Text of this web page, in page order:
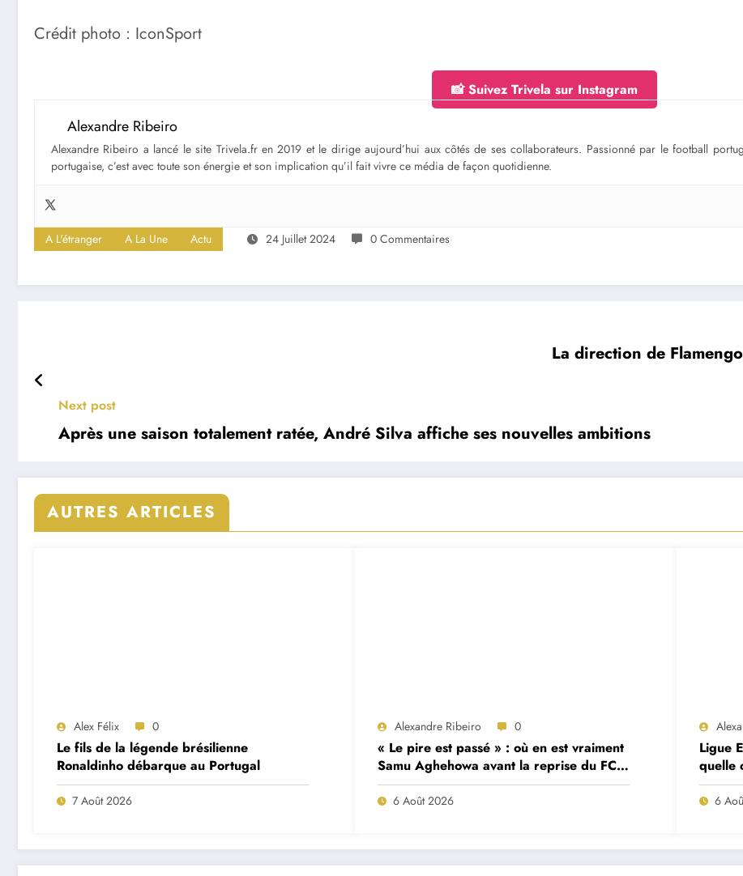
Crédit photo : IconSport
📸 Suivez Trivela sur Instagram
Alexandre Ribeiro
Alexandre Ribeiro a lancé le site Trivela.fr en 2019 et le dirige aujourd’hui aux côtés de ses collaborateurs. Passionné par le football
portugaise, c’est avec toute son énergie et son implication qu’il fait vivre ce média de façon quotidienne.
A L'étranger A La Une Actu 24 Juillet 2024 0 Commentaires
La direction de
Next post
Après une saison totalement ratée, André Silva affiche ses nouvelles ambitions
AUTRES ARTICLES
Alex Félix 0
Le fils de la légende brésilienne
Ronaldinho débarque au Portugal
7 Août 2026
Alexandre Ribeiro 0
« Le pire est passé » : où en est vraiment
Samu Aghehowa avant la reprise du FC
Porto ?
6 Août 2026
Ligue
quelle
match
6